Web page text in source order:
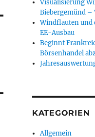
Visualisierung
Biebergemünd –
Windflauten und
EE-Ausbau
Beginnt
Börsenhandel
KATEGORIEN
Allgemein